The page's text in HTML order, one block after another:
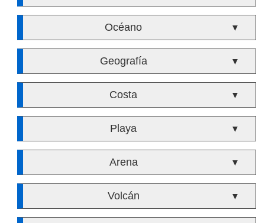
Océano ▼
Geografía ▼
Costa ▼
Playa ▼
Arena ▼
Volcán ▼